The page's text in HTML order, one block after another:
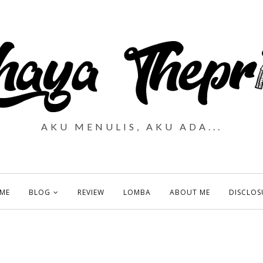
AKU MENULIS, AKU ADA...
BLOG REVIEW LOMBA ABOUT ME